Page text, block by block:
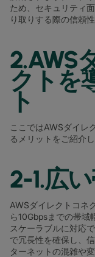
ため、セキュリティ
り取りする際の信頼
2.AWS
クトを
ト
ここではAWSダイレ
るメリットをご紹介し
2-1.広
AWSダイレクトコネ
ら10Gbpsまでの帯域
スケーラブルに対応
で冗長性を確保し、
ターネットの混雑や